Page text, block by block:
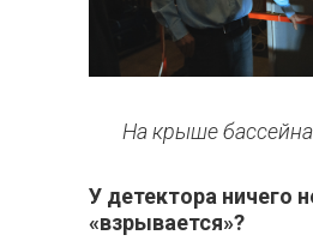
На крыше
У детектора ничего
«взрывается»?